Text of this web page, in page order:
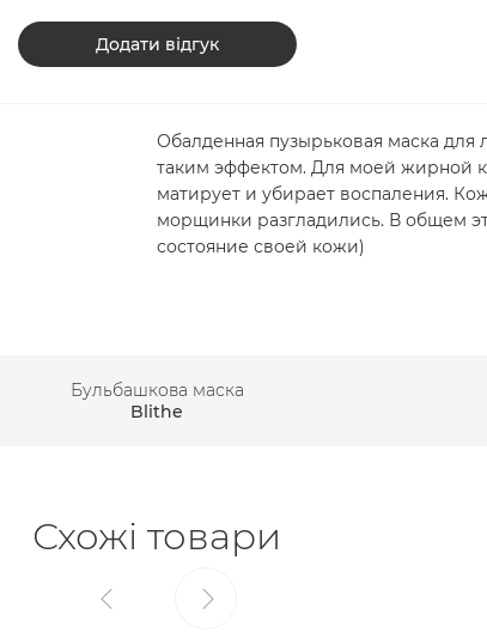
Додати відгук
Обалденная пузырьковая маска
таким эффектом. Для моей жирной
матирует и убирает воспаления.
морщинки разгладились. В общем
состояние своей кожи)
Бульбашкова маска
Blithe
Схожі товари